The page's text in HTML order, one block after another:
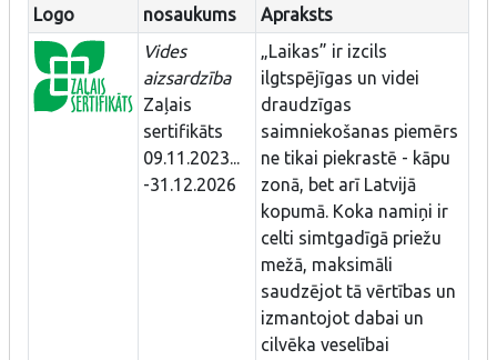
Logo
nosaukums
Apraksts
Vides
aizsardzība
Zaļais
sertifikāts
09.11.2023...
-31.12.2026
„Laikas” ir izcils
ilgtspējīgas un videi
draudzīgas
saimniekošanas piemērs
ne tikai piekrastē - kāpu
zonā, bet arī Latvijā
kopumā. Koka namiņi ir
celti simtgadīgā priežu
mežā, maksimāli
saudzējot tā vērtības un
izmantojot dabai un
cilvēka veselībai